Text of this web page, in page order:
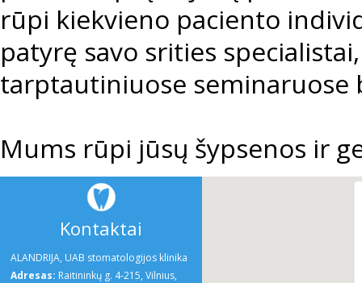
rūpi kiekvieno paciento
patyrę savo srities
tarptautiniuose seminaruose
Mums rūpi jūsų šypsenos ir
Kontaktai
ALANDRIJA, UAB stomatologijos klinika
Adresas: Raitininkų g. 4-215, Vilnius,